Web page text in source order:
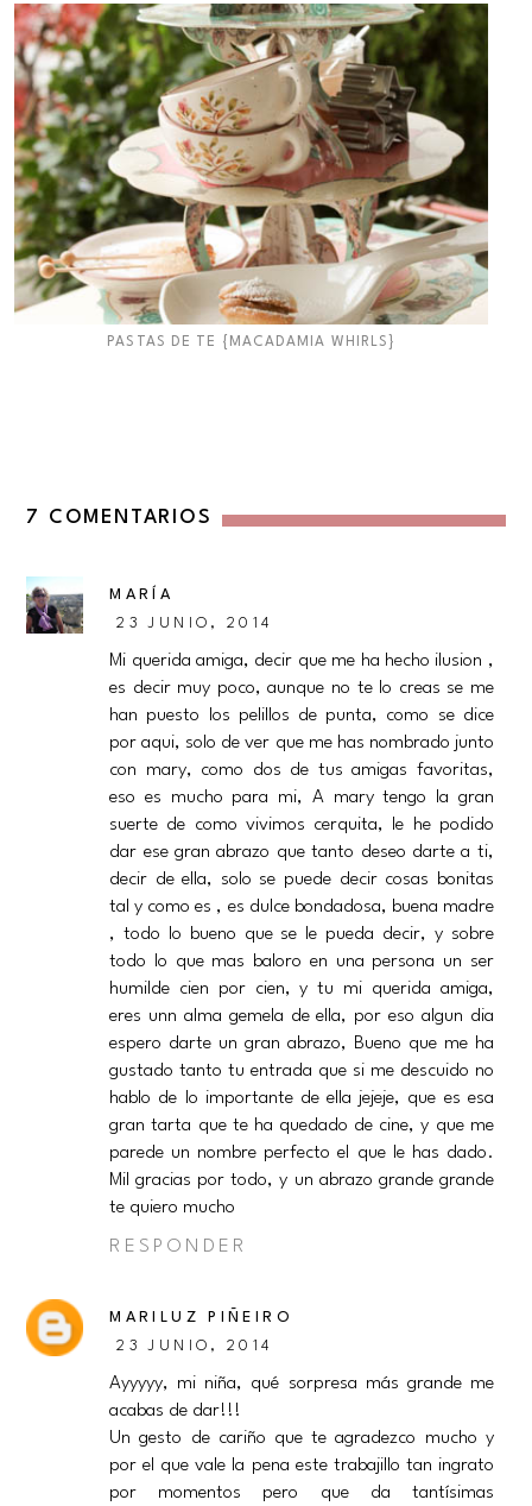
PASTAS DE TE {MACADAMIA WHIRLS}
7 COMENTARIOS
MARÍA
23 JUNIO, 2014
Mi querida amiga, decir que me ha hecho ilusion ,
es decir muy poco, aunque no te lo creas se me
han puesto los pelillos de punta, como se dice
por aqui, solo de ver que me has nombrado junto
con mary, como dos de tus amigas favoritas,
eso es mucho para mi, A mary tengo la gran
suerte de como vivimos cerquita, le he podido
dar ese gran abrazo que tanto deseo darte a ti,
decir de ella, solo se puede decir cosas bonitas
tal y como es , es dulce bondadosa, buena madre
, todo lo bueno que se le pueda decir, y sobre
todo lo que mas baloro en una persona un ser
humilde cien por cien, y tu mi querida amiga,
eres unn alma gemela de ella, por eso algun dia
espero darte un gran abrazo, Bueno que me ha
gustado tanto tu entrada que si me descuido no
hablo de lo importante de ella jejeje, que es esa
gran tarta que te ha quedado de cine, y que me
parede un nombre perfecto el que le has dado.
Mil gracias por todo, y un abrazo grande grande
te quiero mucho
RESPONDER
MARILUZ PIÑEIRO
23 JUNIO, 2014
Ayyyyy, mi niña, qué sorpresa más grande me
acabas de dar!!!
Un gesto de cariño que te agradezco mucho y
por el que vale la pena este trabajillo tan ingrato
por momentos pero que da tantísimas